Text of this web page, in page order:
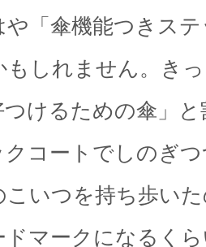
「傘機能つきス
しれません。き
けるための傘」
コートでしのぎ
こいつを持ち歩い
マークになるく